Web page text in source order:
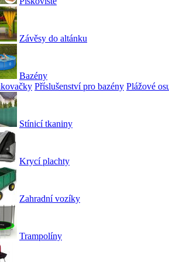
Závěsy do altánku
Bazény
Příslušenství pro bazény Plážové
Stínicí tkaniny
Krycí plachty
Zahradní vozíky
Trampolíny